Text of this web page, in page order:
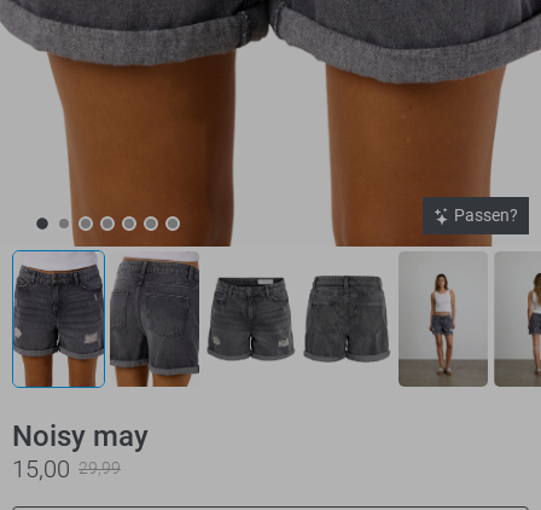
Passen?
Noisy may
15,00 29,99